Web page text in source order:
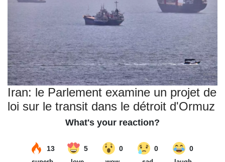
Iran: le Parlement examine un projet de
loi sur le transit dans le détroit d'Ormuz